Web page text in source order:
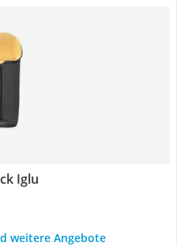
Iglu
weitere Angebote